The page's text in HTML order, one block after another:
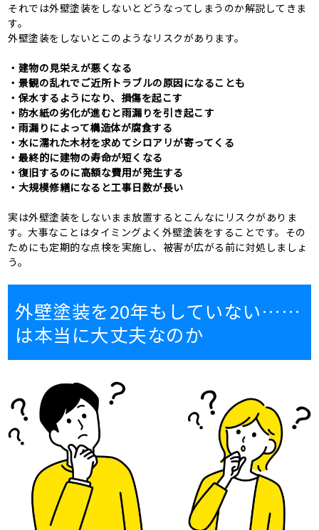
それでは外壁塗装をしないとどうなってしまうのか解説してきま
す。
外壁塗装をしないとこのようなリスクがあります。
・建物の見栄えが悪くなる
・景観の乱れでご近所トラブルの原因になることも
・保水するようになり、損傷を起こす
・防水紙の劣化が進むと雨漏りを引き起こす
・雨漏りによって構造体が腐食する
・水に濡れた木材を求めてシロアリが寄ってくる
・最終的に建物の寿命が短くなる
・復旧するのに高額な費用が発生する
・大規模修繕になると工事日数が長い
実は外壁塗装をしないまま放置するとこんなにリスクがありま
す。大事なことはタイミングよく外壁塗装をすることです。その
ためにも定期的な点検を実施し、被害が広がる前に対処しましょ
う。
外壁塗装を20年もしていない……
は本当に大丈夫なのか